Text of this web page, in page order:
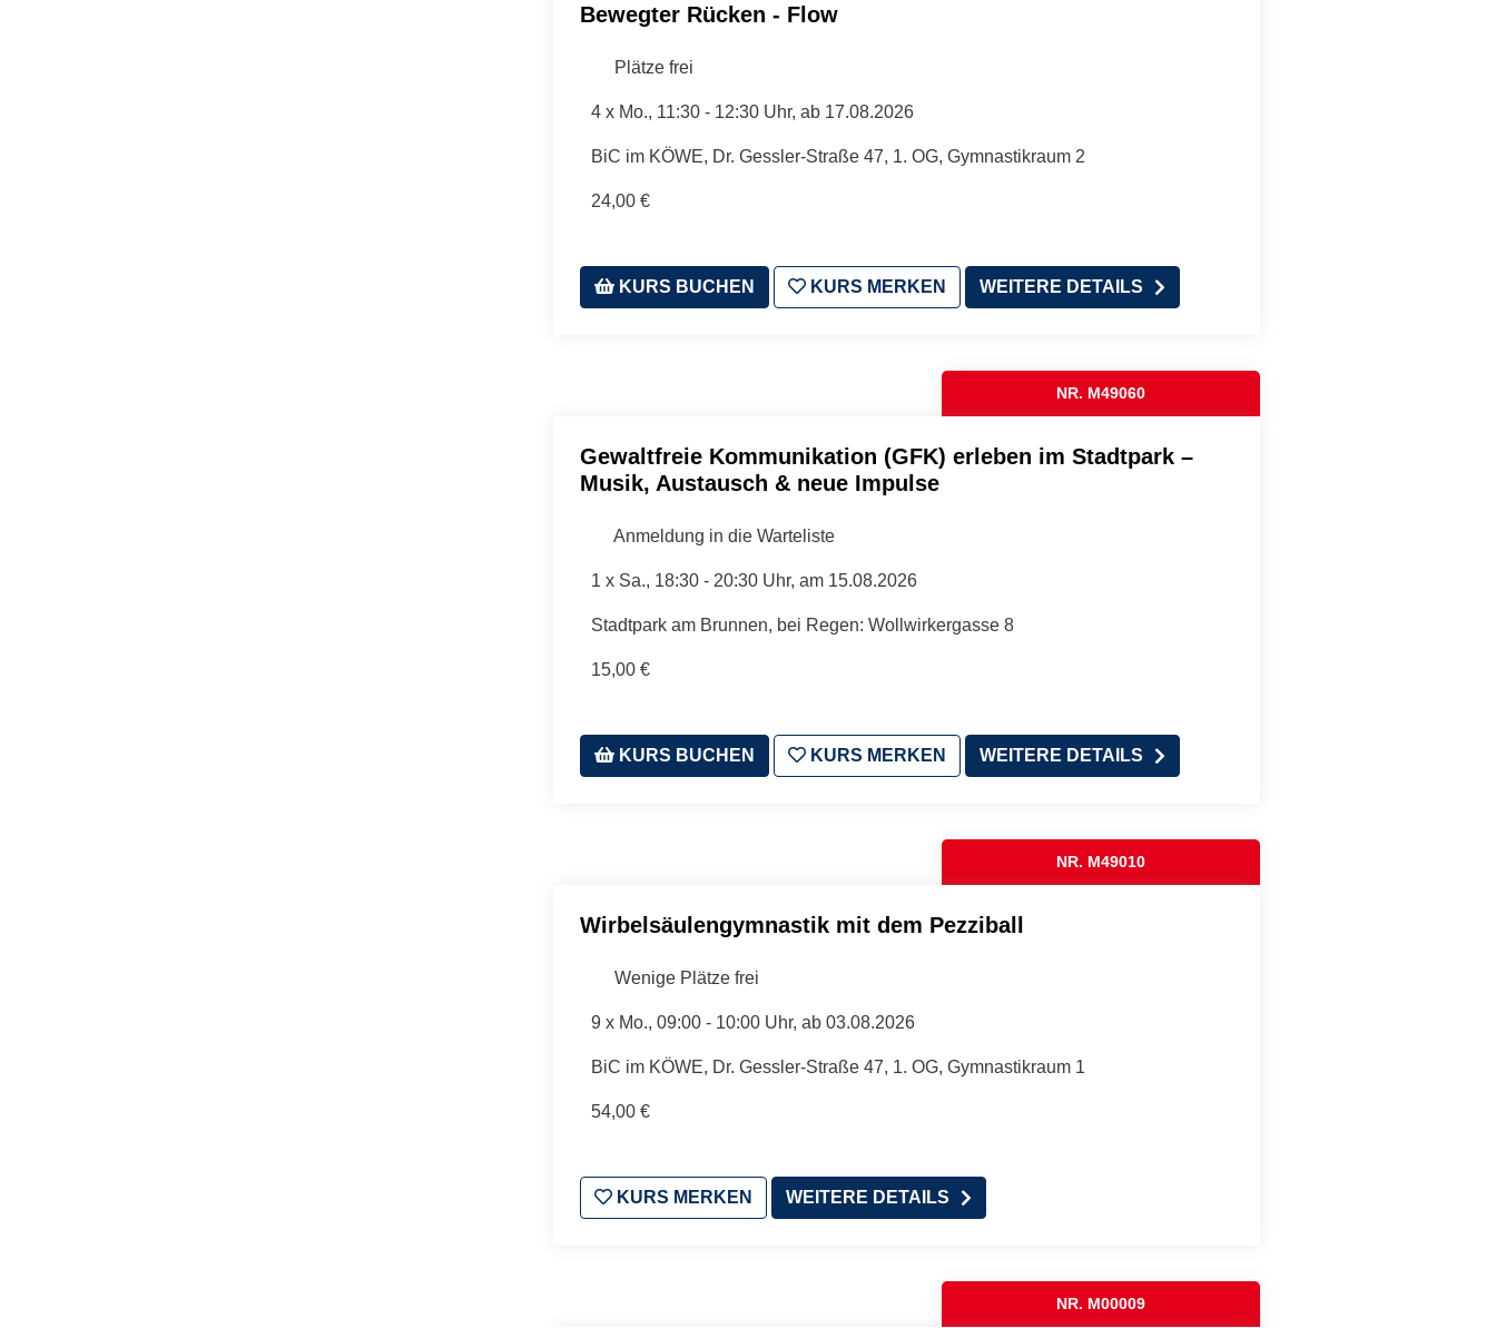
Bewegter Rücken - Flow
Plätze frei
4 x Mo., 11:30 - 12:30 Uhr, ab 17.08.2026
BiC im KÖWE, Dr. Gessler-Straße 47, 1. OG, Gymnastikraum 2
24,00 €
KURS BUCHEN KURS MERKEN WEITERE DETAILS
NR. M49060
Gewaltfreie Kommunikation (GFK) erleben im Stadtpark –
Musik, Austausch & neue Impulse
Anmeldung in die Warteliste
1 x Sa., 18:30 - 20:30 Uhr, am 15.08.2026
Stadtpark am Brunnen, bei Regen: Wollwirkergasse 8
15,00 €
KURS BUCHEN KURS MERKEN WEITERE DETAILS
NR. M49010
Wirbelsäulengymnastik mit dem Pezziball
Wenige Plätze frei
9 x Mo., 09:00 - 10:00 Uhr, ab 03.08.2026
BiC im KÖWE, Dr. Gessler-Straße 47, 1. OG, Gymnastikraum 1
54,00 €
KURS MERKEN WEITERE DETAILS
NR. M00009